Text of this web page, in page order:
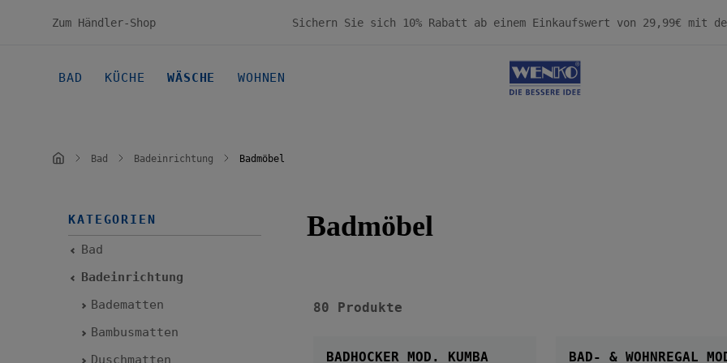
Zur Hauptnavigation springen
Zum Händler-Shop
BAD KÜCHE WÄSCHE WOHNEN
Bad Badeinrichtung Badmöbel
KATEGORIEN
Bad
Badeinrichtung
Badematten
Bambusmatten
Duschmatten
Badmöbel
80 Produkte
BADHOCKER MOD. KUMBA
BAD- & WOHNREGAL